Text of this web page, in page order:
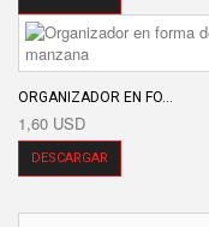
ORGANIZADOR EN FO...
1,60 USD
DESCARGAR